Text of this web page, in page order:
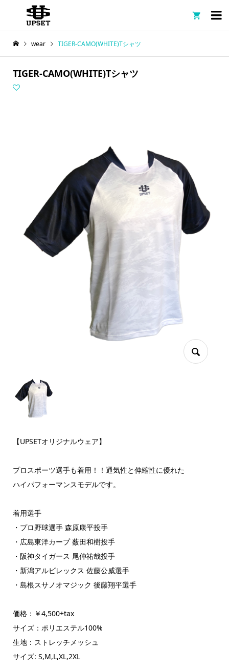

wear TIGER-CAMO(WHITE)Tシャツ
TIGER-CAMO(WHITE)Tシャツ
【UPSETオリジナルウェア】
プロスポーツ選手も着用！！通気性と伸縮性に優れた
ハイパフォーマンスモデルです。
着用選手
・プロ野球選手 森原康平投手
・広島東洋カープ 薮田和樹投手
・阪神タイガース 尾仲祐哉投手
・新潟アルビレックス 佐藤公威選手
・島根スサノオマジック 後藤翔平選手
価格：￥4,500+tax
サイズ：ポリエステル100%
生地：ストレッチメッシュ
サイズ: S,M,L,XL,2XL